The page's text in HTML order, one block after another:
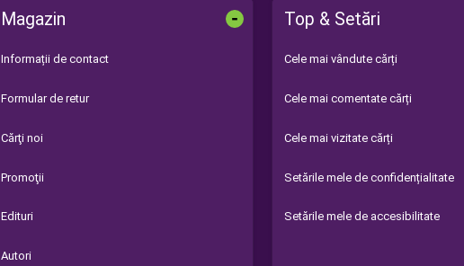
Magazin -
Informații de contact
Formular de retur
Cărţi noi
Promoţii
Edituri
Autori
Top & Setări
Cele mai vândute cărți
Cele mai comentate cărți
Cele mai vizitate cărți
Setările mele de confidențialitate
Setările mele de accesibilitate